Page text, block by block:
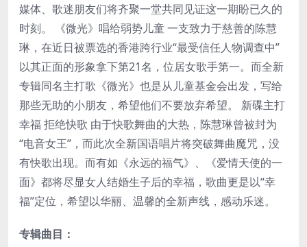
媒体、歌迷朋友们将齐聚一堂共同见证这一期盼已久的
时刻。 《微光》唱给弱势儿童 一支致力于慈善的陈慧
琳，在近日被票选的香港跨行业“最受信任人物调查中”
以其正面的形象拿下第21名，位居女歌手第一。而全新
专辑同名主打歌《微光》也是从儿童基金会出发，写给
那些无助的小朋友，希望他们不要放弃希望。 新碟主打
幸福 拒绝快歌 由于快歌舞曲的大热，陈慧琳曾被封为
“电音女王”，而此次全新国语唱片将突破舞曲魔咒，没
有快歌出现。而有如《永远的福气》、《爱情天使的一
面》都将尽显女人结婚生子后的幸福，歌曲更是以“幸
福”定位，希望以华丽、温馨的全新声线，感动乐迷。
专辑曲目：